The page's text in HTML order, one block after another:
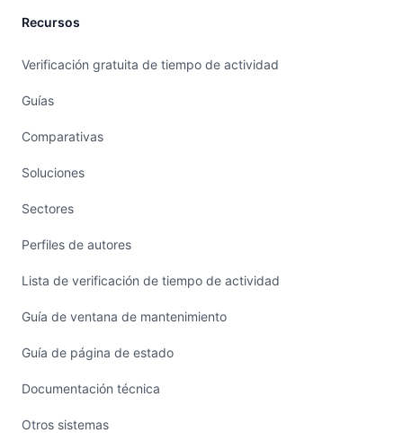
Recursos
Verificación gratuita de tiempo de actividad
Guías
Comparativas
Soluciones
Sectores
Perfiles de autores
Lista de verificación de tiempo de actividad
Guía de ventana de mantenimiento
Guía de página de estado
Documentación técnica
Otros sistemas